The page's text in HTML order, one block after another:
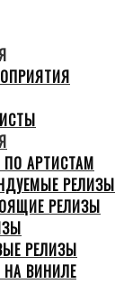
АРТИСТАМ
РЕЛИЗЫ
РЕЛИЗЫ
РЕЛИЗЫ
ВИНИЛЕ